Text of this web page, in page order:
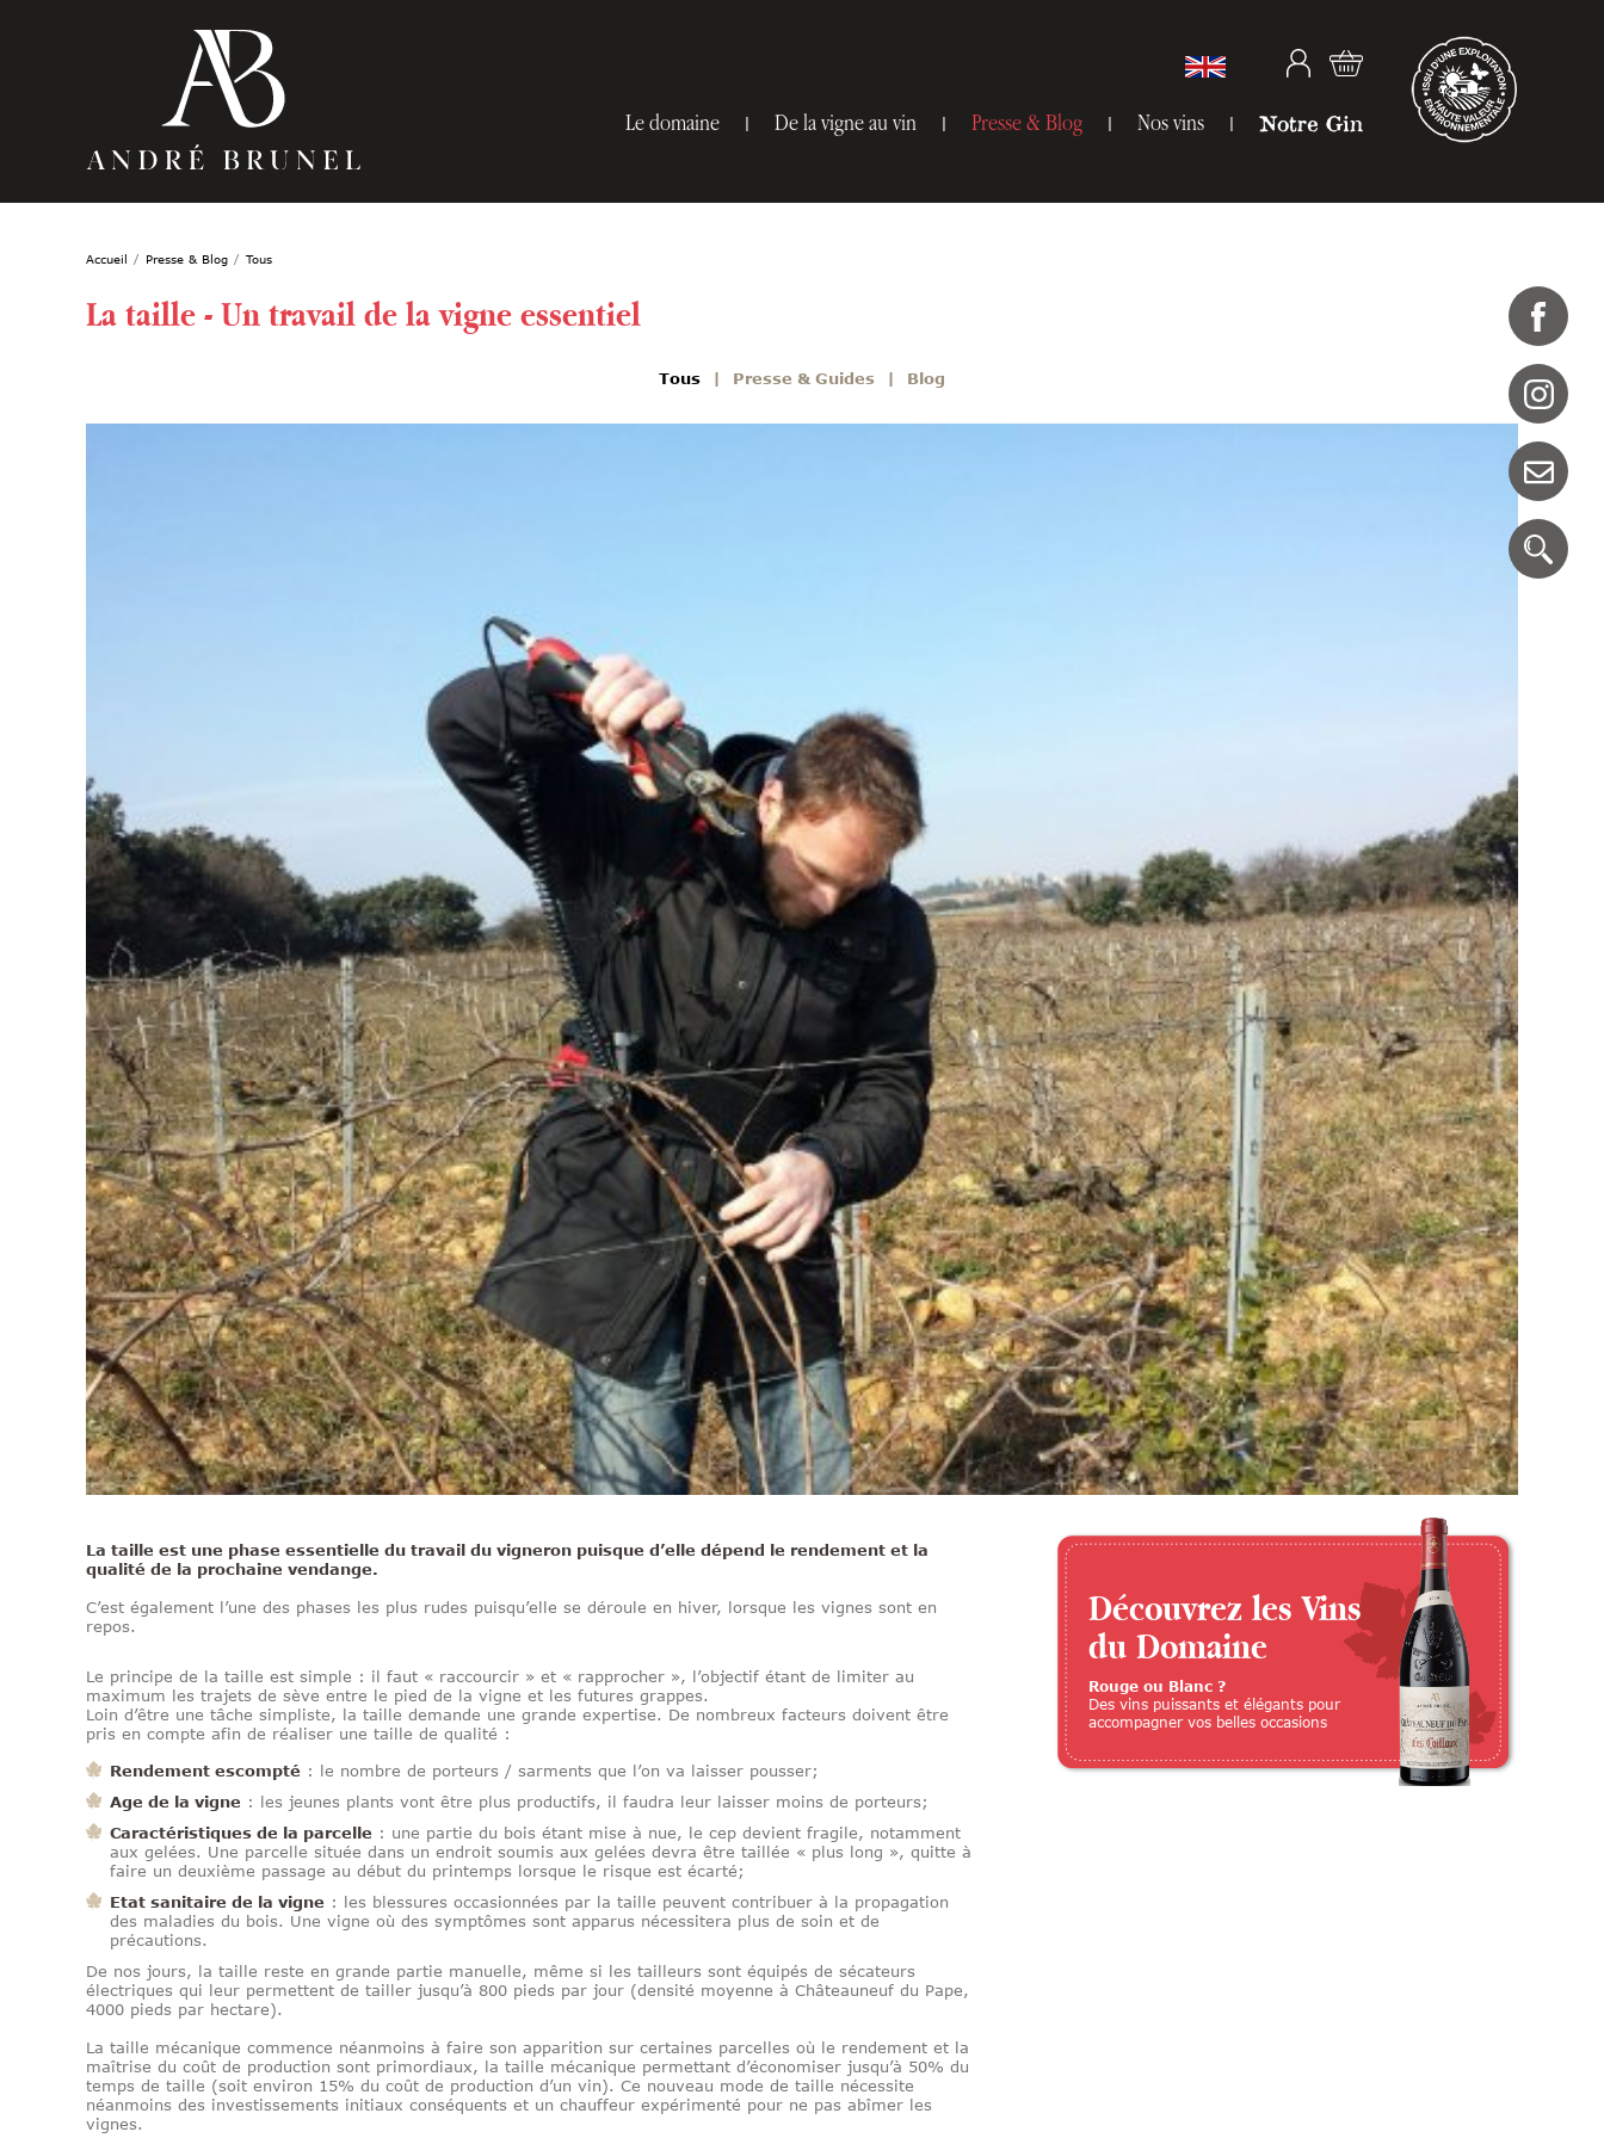
Accueil Presse & Blog Tous
La taille - Un travail de la vigne essentiel
Tous Presse & Guides Blog
La taille est une phase essentielle du travail du vigneron puisque d’elle dépend le rendement et la
qualité de la prochaine vendange.
C’est également l’une des phases les plus rudes puisqu’elle se déroule en hiver, lorsque les vignes sont en
repos.
Le principe de la taille est simple : il faut « raccourcir » et « rapprocher », l’objectif étant de limiter au
maximum les trajets de sève entre le pied de la vigne et les futures grappes.
Loin d’être une tâche simpliste, la taille demande une grande expertise. De nombreux facteurs doivent être
pris en compte afin de réaliser une taille de qualité :
Rendement escompté : le nombre de porteurs / sarments que l’on va laisser pousser;
Age de la vigne : les jeunes plants vont être plus productifs, il faudra leur laisser moins de porteurs;
Caractéristiques de la parcelle : une partie du bois étant mise à nue, le cep devient fragile, notamment
aux gelées. Une parcelle située dans un endroit soumis aux gelées devra être taillée « plus long », quitte à
faire un deuxième passage au début du printemps lorsque le risque est écarté;
Etat sanitaire de la vigne : les blessures occasionnées par la taille peuvent contribuer à la propagation
des maladies du bois. Une vigne où des symptômes sont apparus nécessitera plus de soin et de
précautions.
De nos jours, la taille reste en grande partie manuelle, même si les tailleurs sont équipés de sécateurs
électriques qui leur permettent de tailler jusqu’à 800 pieds par jour (densité moyenne à Châteauneuf du Pape,
4000 pieds par hectare).
La taille mécanique commence néanmoins à faire son apparition sur certaines parcelles où le rendement et la
maîtrise du coût de production sont primordiaux, la taille mécanique permettant d’économiser jusqu’à 50% du
temps de taille (soit environ 15% du coût de production d’un vin). Ce nouveau mode de taille nécessite
néanmoins des investissements initiaux conséquents et un chauffeur expérimenté pour ne pas abîmer les
vignes.
Découvrez les Vins
du Domaine
Rouge ou Blanc ?
Des vins puissants et élégants pour
accompagner vos belles occasions
Le domaine De la vigne au vin Presse & Blog Nos vins Notre Gin